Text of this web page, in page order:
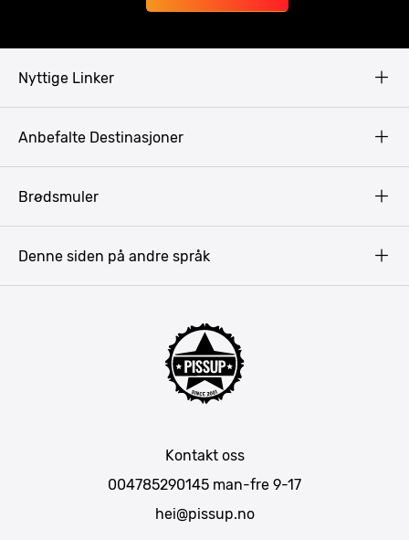
Nyttige Linker
Anbefalte Destinasjoner
Brødsmuler
Kontakt oss
004785290145 man-fre 9-17
hei@pissup.no
Denne siden på andre språk